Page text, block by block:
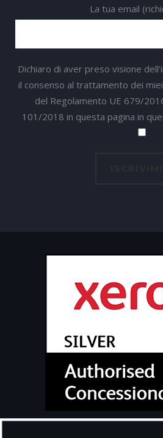
La tua email
Dichiaro di aver preso visione
il consenso al trattamento dei
del Regolamento UE 679/
101/2018 in questa pagina in